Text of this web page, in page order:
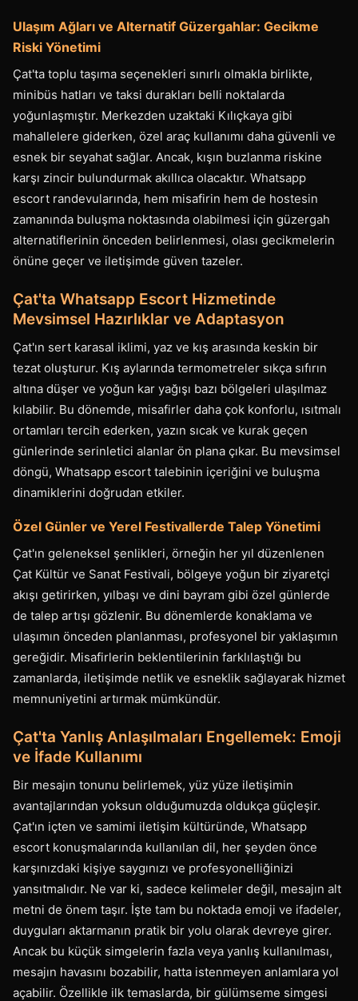
Ulaşım Ağları ve Alternatif Güzergahlar: Gecikme
Riski Yönetimi
Çat'ta toplu taşıma seçenekleri sınırlı olmakla birlikte,
minibüs hatları ve taksi durakları belli noktalarda
yoğunlaşmıştır. Merkezden uzaktaki Kılıçkaya gibi
mahallelere giderken, özel araç kullanımı daha güvenli ve
esnek bir seyahat sağlar. Ancak, kışın buzlanma riskine
karşı zincir bulundurmak akıllıca olacaktır. Whatsapp
escort randevularında, hem misafirin hem de hostesin
zamanında buluşma noktasında olabilmesi için güzergah
alternatiflerinin önceden belirlenmesi, olası gecikmelerin
önüne geçer ve iletişimde güven tazeler.
Çat'ta Whatsapp Escort Hizmetinde
Mevsimsel Hazırlıklar ve Adaptasyon
Çat'ın sert karasal iklimi, yaz ve kış arasında keskin bir
tezat oluşturur. Kış aylarında termometreler sıkça sıfırın
altına düşer ve yoğun kar yağışı bazı bölgeleri ulaşılmaz
kılabilir. Bu dönemde, misafirler daha çok konforlu, ısıtmalı
ortamları tercih ederken, yazın sıcak ve kurak geçen
günlerinde serinletici alanlar ön plana çıkar. Bu mevsimsel
döngü, Whatsapp escort talebinin içeriğini ve buluşma
dinamiklerini doğrudan etkiler.
Özel Günler ve Yerel Festivallerde Talep Yönetimi
Çat'ın geleneksel şenlikleri, örneğin her yıl düzenlenen
Çat Kültür ve Sanat Festivali, bölgeye yoğun bir ziyaretçi
akışı getirirken, yılbaşı ve dini bayram gibi özel günlerde
de talep artışı gözlenir. Bu dönemlerde konaklama ve
ulaşımın önceden planlanması, profesyonel bir yaklaşımın
gereğidir. Misafirlerin beklentilerinin farklılaştığı bu
zamanlarda, iletişimde netlik ve esneklik sağlayarak hizmet
memnuniyetini artırmak mümkündür.
Çat'ta Yanlış Anlaşılmaları Engellemek: Emoji
ve İfade Kullanımı
Bir mesajın tonunu belirlemek, yüz yüze iletişimin
avantajlarından yoksun olduğumuzda oldukça güçleşir.
Çat'ın içten ve samimi iletişim kültüründe, Whatsapp
escort konuşmalarında kullanılan dil, her şeyden önce
karşınızdaki kişiye saygınızı ve profesyonelliğinizi
yansıtmalıdır. Ne var ki, sadece kelimeler değil, mesajın alt
metni de önem taşır. İşte tam bu noktada emoji ve ifadeler,
duyguları aktarmanın pratik bir yolu olarak devreye girer.
Ancak bu küçük simgelerin fazla veya yanlış kullanılması,
mesajın havasını bozabilir, hatta istenmeyen anlamlara yol
açabilir. Özellikle ilk temaslarda, bir gülümseme simgesi